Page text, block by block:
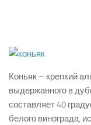
Коньяк – крепкий
выдержанного в
составляет 40
белого винограда,